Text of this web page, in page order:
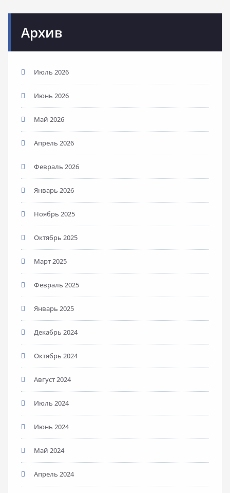
Архив
Июль 2026
Июнь 2026
Май 2026
Апрель 2026
Февраль 2026
Январь 2026
Ноябрь 2025
Октябрь 2025
Март 2025
Февраль 2025
Январь 2025
Декабрь 2024
Октябрь 2024
Август 2024
Июль 2024
Июнь 2024
Май 2024
Апрель 2024